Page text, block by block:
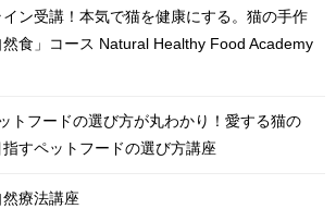
イン受講！本気で猫を健康にする。猫の手作
然食」コース Natural Healthy Food Academy
トフードの選び方が丸わかり！愛する猫の
すペットフードの選び方講座
療法講座